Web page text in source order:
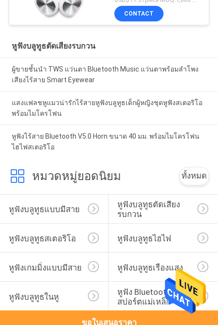
CONTACT
หูฟังบลูทูธตัดเสียงรบกวน
ผู้ขายชั้นนำ TWS แว่นตา Bluetooth Music แว่นตาพร้อมลำโพง
เสียงไร้สาย Smart Eyewear
แสงแฟลชหูแมวน่ารักไร้สายหูฟังบลูทูธเด็กผู้หญิงชุดหูฟังสเตอริโอ
พร้อมไมโครโฟน
หูฟังไร้สาย Bluetooth V5.0 Horn ขนาด 40 มม. พร้อมไมโครโฟน
ไฮไฟสเตอริโอ
หมวดหมู่ยอดนิยม ทั้งหมด
หูฟังบลูทูธแบบมีสาย
หูฟังบลูทูธตัดเสียง
รบกวน
หูฟังบลูทูธสเตอริโอ หูฟังบลูทูธไฮไฟ
หูฟังเกมมิ่งแบบมีสาย หูฟังบลูทูธเรืองแสง
หูฟังบลูทูธในหู
หูฟัง Bluetooth แบบ
สปอร์ตแม่เหล็ก
ขอใบเสนอราคา